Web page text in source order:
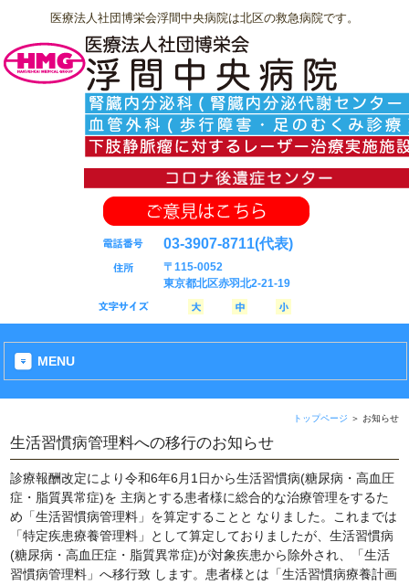
医療法人社団博栄会浮間中央病院は北区の救急病院です。
03-3907-8711(代表)
〒115-0052
東京都北区赤羽北2-21-19
MENU
トップページ ＞ お知らせ
生活習慣病管理料への移行のお知らせ
診療報酬改定により令和6年6月1日から生活習慣病(糖尿病・高血圧
症・脂質異常症)を 主病とする患者様に総合的な治療管理をするた
め「生活習慣病管理料」を算定することと なりました。これまでは
「特定疾患療養管理料」として算定しておりましたが、生活習慣病
(糖尿病・高血圧症・脂質異常症)が対象疾患から除外され、「生活
習慣病管理料」へ移行致 します。患者様とは「生活習慣病療養計画